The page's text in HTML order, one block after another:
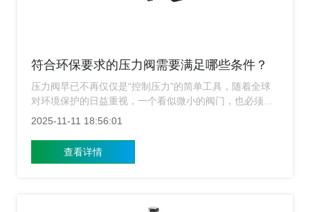
符合环保要求的压力阀需要满足哪些条件？
压力阀早已不再仅仅是“控制压力”的简单工具，随着全球
对环境保护的日益重视，一个看似微小的阀门，也必须承
载起绿色发展的责任，作为一家深耕液压领域的压力阀制
止是“不漏油”这么简单，它是一套系统性的标准，是技
术、材料、设计与责任的综合体现。
2025-11-11 18:56:01
查看详情